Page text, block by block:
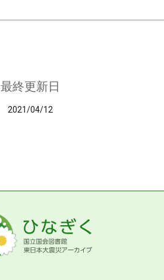
最終更新日
2021/04/12